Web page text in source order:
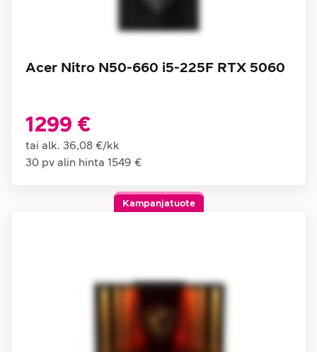
Acer Nitro N50-660 i5-225F RTX 5060
1299 €
tai alk. 36,08 €/kk
30 pv alin hinta 1549 €
Kampanjatuote